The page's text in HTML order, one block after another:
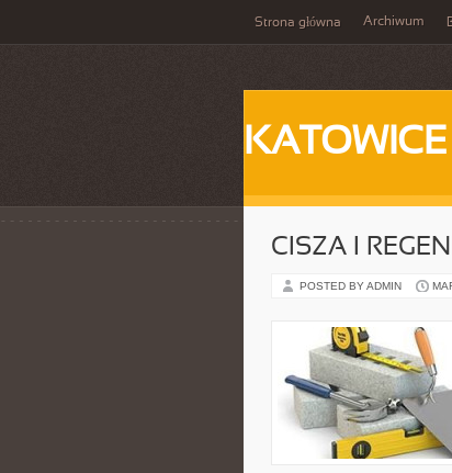
Strona główna Archiwum
KATOWICE
CISZA I
POSTED BY ADMIN